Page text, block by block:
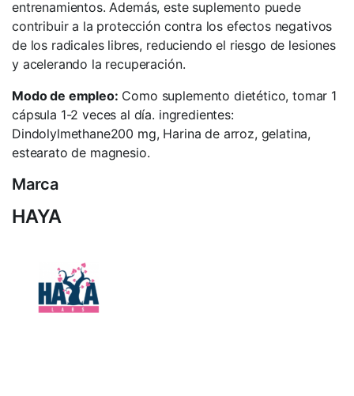
entrenamientos. Además, este suplemento puede
contribuir a la protección contra los efectos negativos
de los radicales libres, reduciendo el riesgo de lesiones
y acelerando la recuperación.
Modo de empleo: Como suplemento dietético, tomar 1
cápsula 1-2 veces al día. ingredientes:
Dindolylmethane200 mg, Harina de arroz, gelatina,
estearato de magnesio.
Marca
HAYA